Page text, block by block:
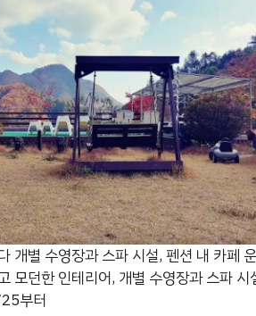
개별 수영장과 스파 시설, 펜션 내 카페
모던한 인테리어, 개별 수영장과 스파
부터